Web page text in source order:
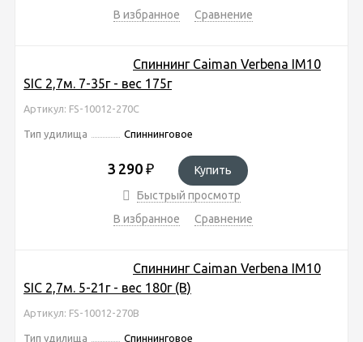
В избранное
Сравнение
Спиннинг Caiman Verbena IM10
SIC 2,7м. 7-35г - вес 175г
Артикул: FS-10012-270C
Тип удилища Спиннинговое
3 290 ₽
Купить
Быстрый просмотр
В избранное
Сравнение
Спиннинг Caiman Verbena IM10
SIC 2,7м. 5-21г - вес 180г (В)
Артикул: FS-10012-270B
Тип удилища Спиннинговое